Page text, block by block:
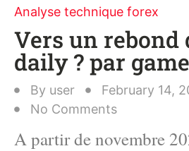
Analyse technique forex
Vers un rebond
daily ? par
By user
February 14,
No Comments
A partir de novembre